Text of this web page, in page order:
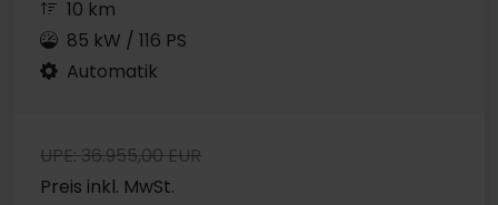
10 km
85 kW / 116 PS
Automatik
UPE: 36.955,00 EUR
Preis inkl. MwSt.